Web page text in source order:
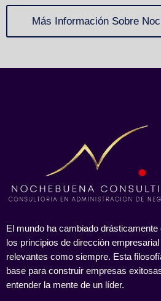
Más Información Sobre
El mundo ha cambiado
los principios de dirección
relevantes como siempre. Esta
base para construir empresas
entender la mente de un líder.